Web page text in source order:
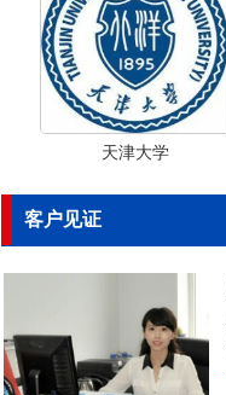
天津大学
客户见证